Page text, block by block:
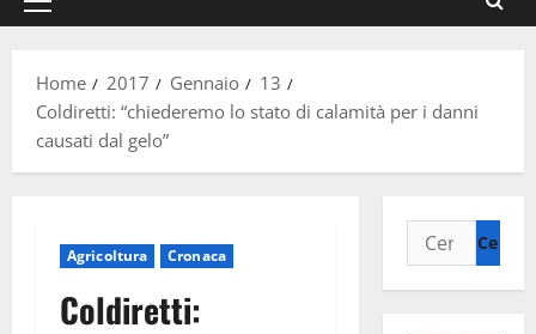
Menu
Home
2017 Gennaio
13
Coldiretti: “chiederemo lo stato di calamità per i danni
causati dal gelo”
Agricoltura Cronaca
Coldiretti:
Ricerca
per: